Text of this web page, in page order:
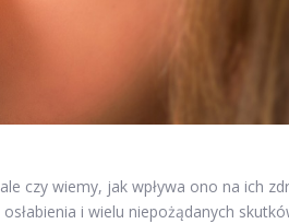
czy wiemy, jak wpływa ono na ich
i wielu niepożądanych